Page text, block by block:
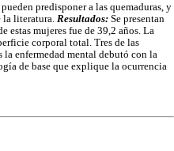
predisponer a las quemaduras, y
literatura. Resultados: Se presentan
estas mujeres fue de 39,2 años. La
corporal total. Tres de las
enfermedad mental debutó con la
de base que explique la ocurrencia